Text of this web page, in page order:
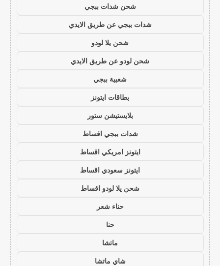
شحن شدات ببجي
شدات ببجي عن طريق الايدي
شحن يلا لودو
شحن لودو عن طريق الايدي
شعبية ببجي
بطاقات ايتونز
بلايستيشن ستور
شدات ببجي اقساط
ايتونز امريكي اقساط
ايتونز سعودي اقساط
شحن يلا لودو اقساط
حناء شعر
حنا
ماتشا
شاي ماتشا